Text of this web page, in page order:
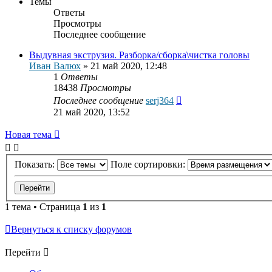
Ответы
Просмотры
Последнее сообщение
Выдувная экструзия. Разборка/сборка\чистка головы
Иван Валюх » 21 май 2020, 12:48
1 Ответы
18438 Просмотры
Последнее сообщение serj364
21 май 2020, 13:52
Новая тема
Показать: Поле сортировки:
1 тема • Страница 1 из 1
Вернуться к списку форумов
Перейти